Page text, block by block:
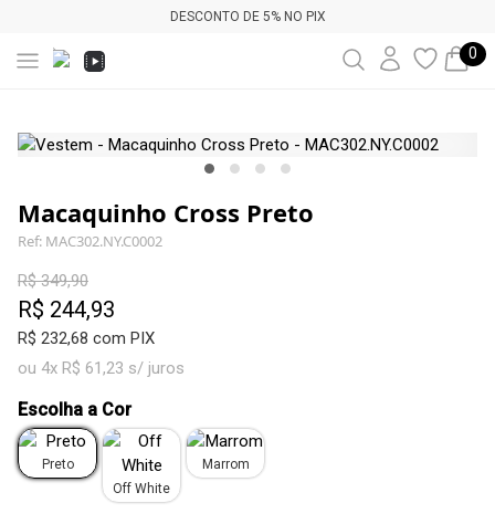
DESCONTO DE 5% NO PIX
0
Macaquinho Cross Preto
Ref: MAC302.NY.C0002
R$ 349,90
R$ 244,93
R$ 232,68 com PIX
ou 4x R$ 61,23 s/ juros
Escolha a Cor
Preto
Off White
Marrom